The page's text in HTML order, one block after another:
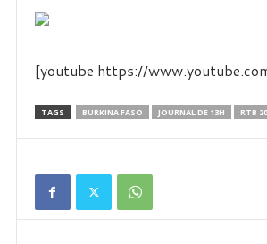
d
k
[youtube https://
TAGS BURKINA FASO JOURNAL DE 13H RTB